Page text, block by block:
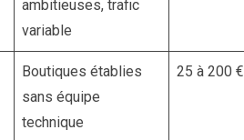
ambitieuses, trafic
variable
Boutiques établies
sans équipe
technique
25 à 200 €